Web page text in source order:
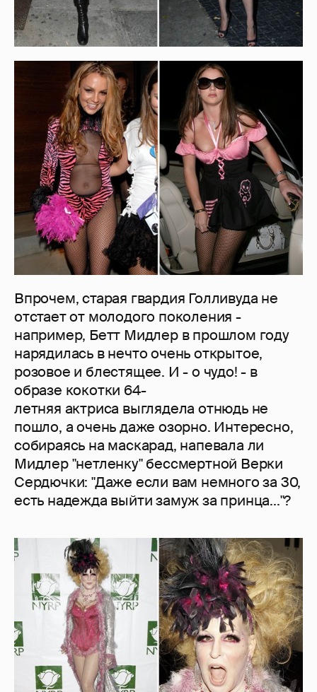
Впрочем, старая гвардия Голливуда не
отстает от молодого поколения -
например, Бетт Мидлер в прошлом году
нарядилась в нечто очень открытое,
розовое и блестящее. И - о чудо! - в
образе кокотки 64-
летняя актриса выглядела отнюдь не
пошло, а очень даже озорно. Интересно,
собираясь на маскарад, напевала ли
Мидлер "нетленку" бессмертной Верки
Сердючки: "Даже если вам немного за 30,
есть надежда выйти замуж за принца..."?